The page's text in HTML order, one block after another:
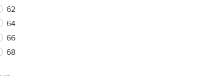
62
64
66
68